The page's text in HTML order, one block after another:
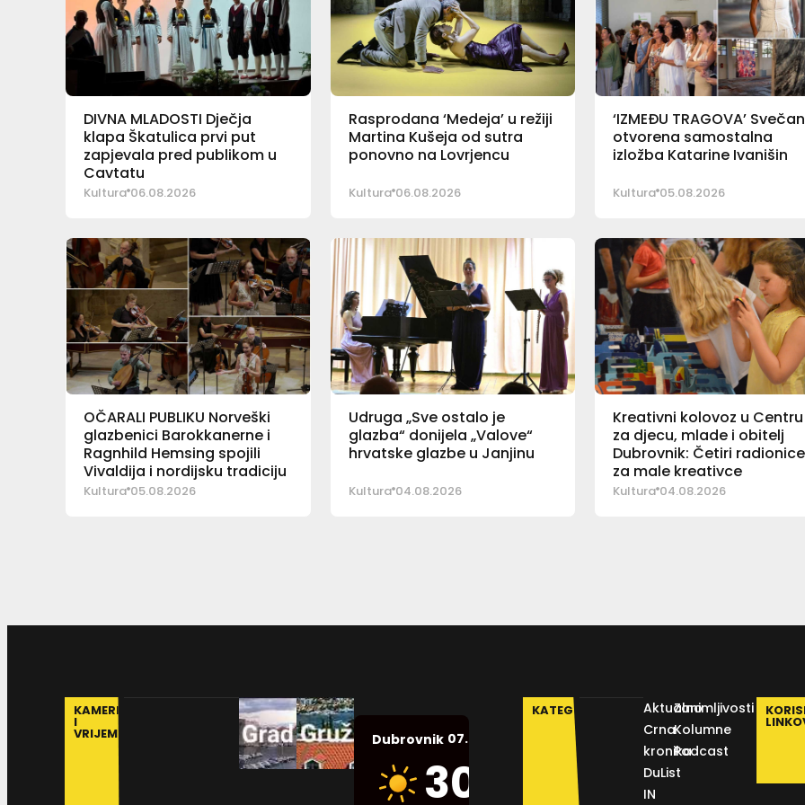
DIVNA MLADOSTI Dječja
klapa Škatulica prvi put
zapjevala pred publikom u
Cavtatu
Kultura 06.08.2026
Rasprodana ‘Medeja’ u režiji
Martina Kušeja od sutra
ponovno na Lovrjencu
Kultura 06.08.2026
‘IZMEĐU TRAGOVA’
otvorena samostalna
izložba Katarine Ivanišin
Kultura 05.08.2026
OČARALI PUBLIKU Norveški
glazbenici Barokkanerne i
Ragnhild Hemsing spojili
Vivaldija i nordijsku tradiciju
Kultura 05.08.2026
Udruga „Sve ostalo je
glazba“ donijela „Valove“
hrvatske glazbe u Janjinu
Kultura 04.08.2026
Kreativni kolovoz u Centru
za djecu, mlade i obitelj
Dubrovnik: Četiri radionice
za male kreativce
Kultura 04.08.2026
KAMERE
I
VRIJEME Dubrovnik 07.08.2026.
30
Humidity:
KATEGORIJE
Aktualno
Crna
kronika
DuList
IN
Zanimljivosti
Kolumne
Podcast